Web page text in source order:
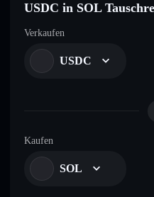
USDC in SOL
Verkaufen
USDC
Kaufen
SOL